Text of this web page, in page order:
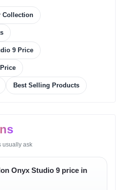
তৈরি এবং দৈনন্দিন বহনের সময় স্থায়িত্ব বজায়
রাখা যায়।
and Software
মাধ্যমে বিভিন্ন ডিভাইসের সাথে কাজ
প্রয়োজন হয় না।
(Official
Collection
9 Price
Best Selling Products
usually ask
Onyx Studio 9 price in